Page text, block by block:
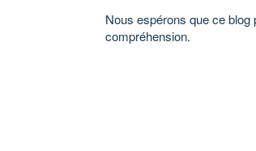
Nous espérons que ce
compréhension.